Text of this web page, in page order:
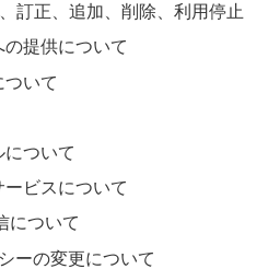
訂正、追加、削除、利用停止
提供について
いて
ついて
ビスについて
について
ーの変更について